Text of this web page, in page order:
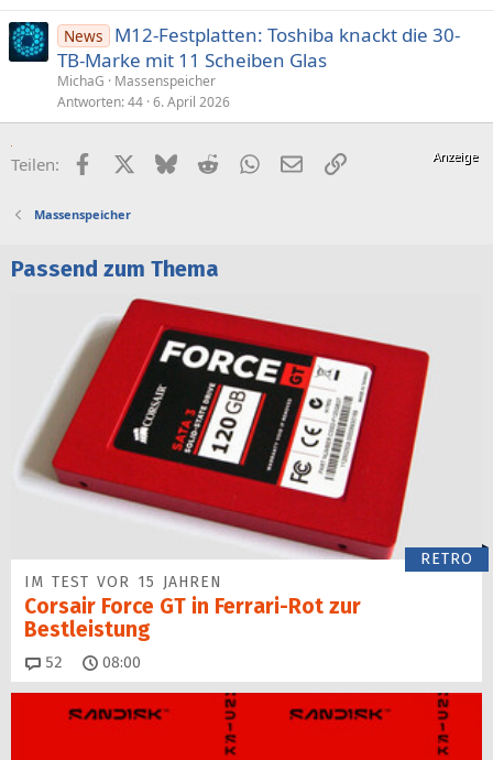
News
M12-Festplatten: Toshiba knackt die 30-
TB-Marke mit 11 Scheiben Glas
MichaG
Massenspeicher
Antworten 44 6. April 2026
Teilen: FacebookX (Twitter)
BlueskyRedditWhatsApp
E-MailLink
Massenspeicher
Passend zum Thema
RETRO
IM TEST VOR 15 JAHREN
Corsair Force GT in Ferrari-Rot zur
Bestleistung
52 Kommentare
08:00